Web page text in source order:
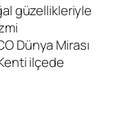
güzellikleriyle
Dünya Mirası
ilçede